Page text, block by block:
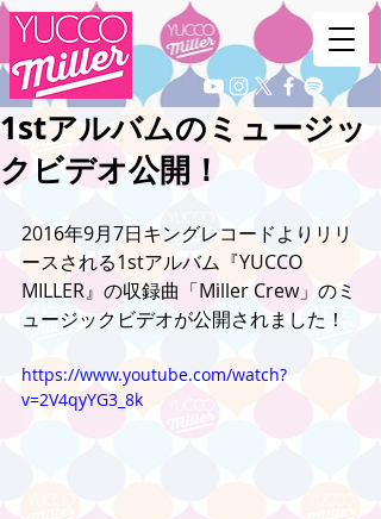
1stアルバムのミュージッ
クビデオ公開！
2016年9月7日キングレコードよりリリ
ースされる1stアルバム『YUCCO
MILLER』の収録曲「Miller Crew」のミ
ュージックビデオが公開されました！
https://www.youtube.com/watch?
v=2V4qyYG3_8k